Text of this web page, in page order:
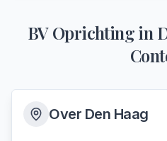
BV Oprichtingin
Over Den Haag